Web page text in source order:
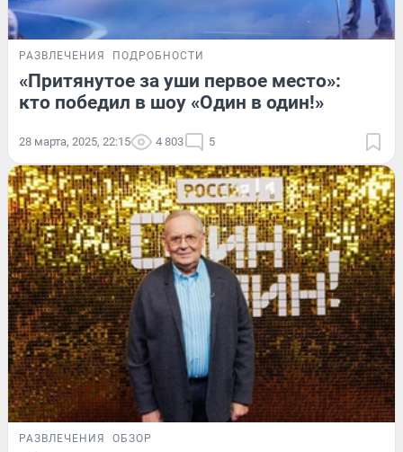
РАЗВЛЕЧЕНИЯ ПОДРОБНОСТИ
«Притянутое за уши первое место»:
кто победил в шоу «Один в один!»
28 марта, 2025, 22:15 4 803 5
РАЗВЛЕЧЕНИЯ ОБЗОР